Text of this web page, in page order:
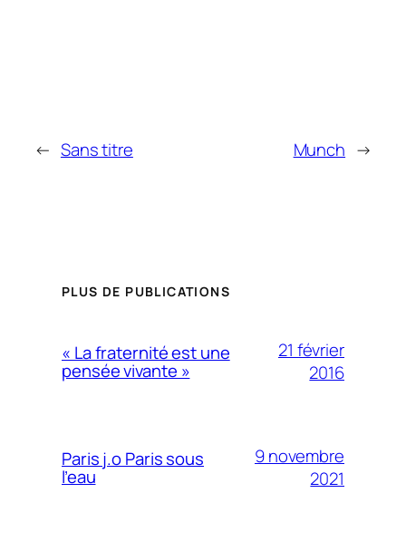
← Sans titre Munch →
PLUS DE PUBLICATIONS
« La fraternité est une
pensée vivante »
21 février
2016
Paris j.o Paris sous
l’eau
9 novembre
2021